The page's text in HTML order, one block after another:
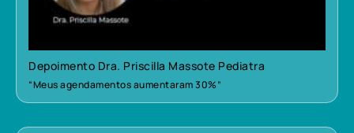
Depoimento Dra. Priscilla Massote Pediatra
“Meus agendamentos aumentaram 30%”